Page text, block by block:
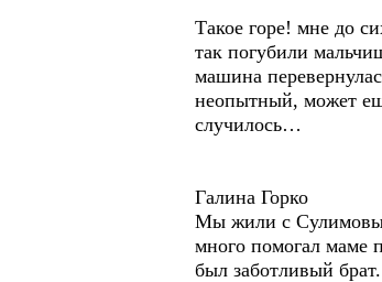
Такое горе! мне до
так погубили
машина
неопытный, может
случилось…
Галина Горко
Мы жили с
много помогал маме
был заботливый